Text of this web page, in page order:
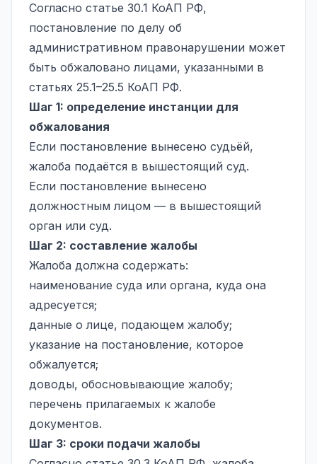
Согласно статье 30.1 КоАП РФ,
постановление по делу об
административном правонарушении может
быть обжаловано лицами, указанными в
статьях 25.1–25.5 КоАП РФ.
Шаг 1: определение инстанции для
обжалования
Если постановление вынесено судьёй,
жалоба подаётся в вышестоящий суд.
Если постановление вынесено
должностным лицом — в вышестоящий
орган или суд.
Шаг 2: составление жалобы
Жалоба должна содержать:
наименование суда или органа, куда она
адресуется;
данные о лице, подающем жалобу;
указание на постановление, которое
обжалуется;
доводы, обосновывающие жалобу;
перечень прилагаемых к жалобе
документов.
Шаг 3: сроки подачи жалобы